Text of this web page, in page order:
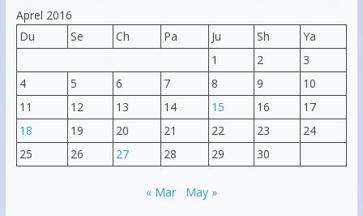
Aprel 2016
Du
Se Ch Pa Ju Sh
Ya
1
2
3
4
5 6 7 8 9
10
11
12 13 14 15 16
17
18
19 20 21 22 23
24
25
26 27 28 29 30
« Mar May »